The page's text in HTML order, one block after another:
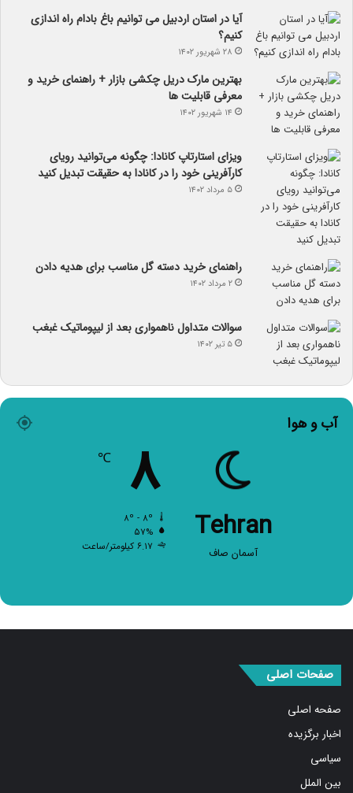
آیا در استان اردبیل می توانیم باغ بادام راه اندازی
کنیم؟
۲۸ شهریور ۱۴۰۲
بهترین مارک دریل چکشی بازار + راهنمای خرید و
معرفی قابلیت ها
۱۴ شهریور ۱۴۰۲
ویزای استارتاپ کانادا: چگونه می‌توانید رویای
کارآفرینی خود را در کانادا به حقیقت تبدیل کنید
۵ مرداد ۱۴۰۲
راهنمای خرید دسته گل مناسب برای هدیه دادن
۲ مرداد ۱۴۰۲
سوالات متداول ناهمواری بعد از لیپوماتیک غبغب
۵ تیر ۱۴۰۲
آب و هوا
Tehran
آسمان صاف
۸ ℃
۵۷%
۶.۱۷ کیلومتر/ساعت
صفحات اصلی
صفحه اصلی
اخبار برگزیده
سیاسی
بین الملل